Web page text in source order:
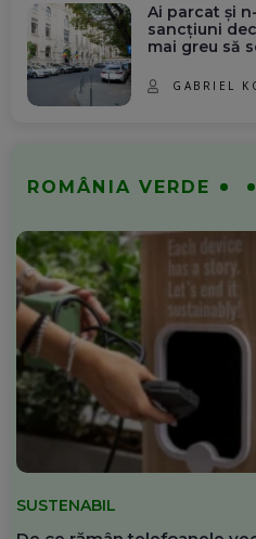
Ai parcat și
sancțiuni
mai greu să
GABRIEL
ROMÂNIA VERDE
SUSTENABIL